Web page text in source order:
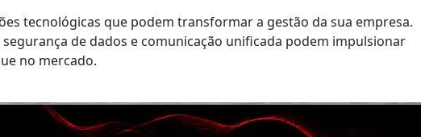
tecnológicas que podem transformar a gestão da sua empresa.
de dados e comunicação unificada podem impulsionar
no mercado.